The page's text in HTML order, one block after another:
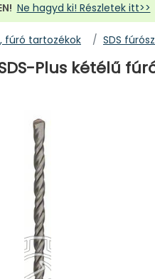
Ne hagyd ki! Részletek itt>>
fúró tartozékok SDS
Plus kétélű